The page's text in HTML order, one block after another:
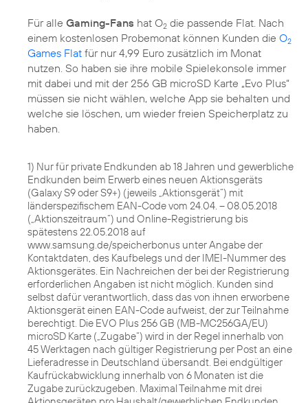
Für alle Gaming-Fans hat O2 die passende Flat. Nach
einem kostenlosen Probemonat können Kunden die O2
Games Flat für nur 4,99 Euro zusätzlich im Monat
nutzen. So haben sie ihre mobile Spielekonsole immer
mit dabei und mit der 256 GB microSD Karte „Evo Plus“
müssen sie nicht wählen, welche App sie behalten und
welche sie löschen, um wieder freien Speicherplatz zu
haben.
1) Nur für private Endkunden ab 18 Jahren und gewerbliche
Endkunden beim Erwerb eines neuen Aktionsgeräts
(Galaxy S9 oder S9+) (jeweils „Aktionsgerät“) mit
länderspezifischem EAN-Code vom 24.04. – 08.05.2018
(„Aktionszeitraum“) und Online-Registrierung bis
spätestens 22.05.2018 auf
www.samsung.de/speicherbonus unter Angabe der
Kontaktdaten, des Kaufbelegs und der IMEI-Nummer des
Aktionsgerätes. Ein Nachreichen der bei der Registrierung
erforderlichen Angaben ist nicht möglich. Kunden sind
selbst dafür verantwortlich, dass das von ihnen erworbene
Aktionsgerät einen EAN-Code aufweist, der zur Teilnahme
berechtigt. Die EVO Plus 256 GB (MB-MC256GA/EU)
microSD Karte („Zugabe“) wird in der Regel innerhalb von
45 Werktagen nach gültiger Registrierung per Post an eine
Lieferadresse in Deutschland übersandt. Bei endgültiger
Kaufrückabwicklung innerhalb von 6 Monaten ist die
Zugabe zurückzugeben. Maximal Teilnahme mit drei